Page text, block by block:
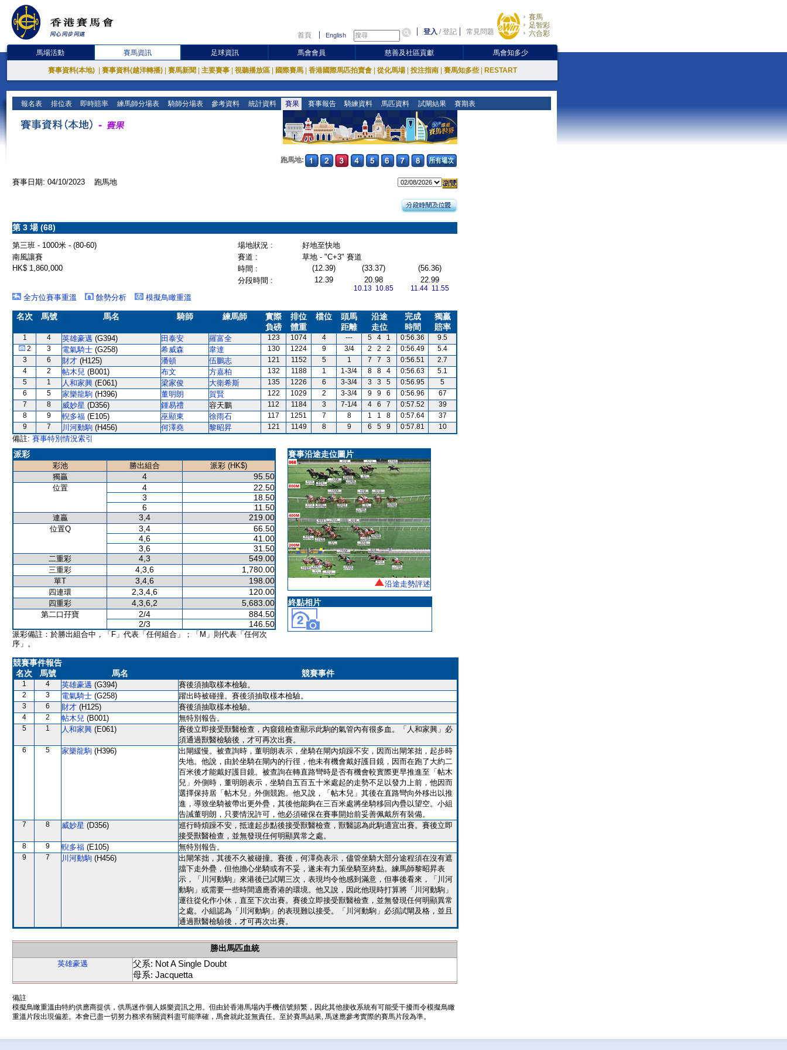
首頁 English 登入 /登記 常見問題
賽馬
足智彩
六合彩
馬場活動 賽馬資訊 足球資訊 馬會會員 慈善及社區貢獻 馬會知多少
賽事資料(本地) 賽事資料(越洋轉播) 賽馬新聞 主要賽事 視聽播放區 國際賽馬 香港國際馬匹拍賣會 從化馬場 投注指南 賽馬知多些 RESTART
報名表 排位表 即時賠率 練馬師分場表 騎師分場表 參考資料 統計資料 賽果 賽事報告 騎練資料 馬匹資料 試閘結果 賽期表
跑馬地:
賽事日期: 04/10/2023 跑馬地
第 3 場 (68)
第三班 - 1000米 - (80-60) 場地狀況 :
好地至快地
南風讓賽
賽道 :
草地 - "C+3" 賽道
HK$ 1,860,000
時間 : (12.39) (33.37)
(56.36)
分段時間 :
12.39 20.98
10.13 10.85
22.99
11.44 11.55
全方位賽事重溫 餘勢分析 模擬鳥瞰重溫
名次 馬號 馬名 騎師 練馬師
實際
負磅
排位
體重
檔位
頭馬
距離
沿途
走位
完成
時間
獨贏
賠率
1 4 英雄豪邁 (G394) 田泰安 羅富全 123 1074 4 --- 5 4 1 0:56.36
9.5
2
3 電氣騎士 (G258) 希威森 韋達 130 1224 9 3/4 2 2 2 0:56.49
5.4
3
6 財才 (H125) 潘頓 伍鵬志 121 1152 5 1 7 7 3 0:56.51
2.7
4
2 帖木兒 (B001) 布文 方嘉柏 132 1188 1 1-3/4 8 8 4 0:56.63
5.1
5
1 人和家興 (E061) 梁家俊 大衛希斯 135 1226 6 3-3/4 3 3 5 0:56.95
5
6
5 家樂龍駒 (H396) 董明朗 賀賢 122 1029 2 3-3/4 9 9 6 0:56.96
67
7
8 威妙星 (D356) 鍾易禮 容天鵬 112 1184 3 7-1/4 4 6 7 0:57.52
39
8
9 輗多福 (E105) 巫顯東 徐雨石 117 1251 7 8 1 1 8 0:57.64
37
9
7 川河動駒 (H456) 何澤堯 黎昭昇 121 1149 8 9 6 5 9 0:57.81 10
備註: 賽事特別情況索引
派彩
彩池 勝出組合
派彩 (HK$)
獨贏
4 95.50
位置 4
22.50
3
18.50
6
11.50
連贏 3,4 219.00
位置Q 3,4
66.50
4,6
41.00
3,6
31.50
二重彩 4,3 549.00
三重彩 4,3,6 1,780.00
單T 3,4,6 198.00
四連環 2,3,4,6 120.00
四重彩 4,3,6,2 5,683.00
第二口孖寶 2/4
884.50
2/3
146.50
派彩備註：於勝出組合中，「F」代表「任何組合」；「M」則代表「任何次
序」。
賽事沿途走位圖片
沿途走勢評述
終點相片
競賽事件報告
名次
馬號 馬名 競賽事件
1 4 英雄豪邁 (G394) 賽後須抽取樣本檢驗。
2 3 電氣騎士 (G258) 躍出時被碰撞。賽後須抽取樣本檢驗。
3 6 財才 (H125) 賽後須抽取樣本檢驗。
4 2 帖木兒 (B001) 無特別報告。
5 1 人和家興 (E061)
賽後立即接受獸醫檢查，內窺鏡檢查顯示此駒的氣管內有很多血。「人和家興」必
須通過獸醫檢驗後，才可再次出賽。
6 5 家樂龍駒 (H396)
出閘緩慢。被查詢時，董明朗表示，坐騎在閘內煩躁不安，因而出閘笨拙，起步時
失地。他說，由於坐騎在閘內的行徑，他未有機會戴好護目鏡，因而在跑了大約二
百米後才能戴好護目鏡。被查詢在轉直路彎時是否有機會較實際更早推進至「帖木
兒」外側時，董明朗表示，坐騎自五百五十米處起的走勢不足以發力上前，他因而
選擇保持居「帖木兒」外側競跑。他又說，「帖木兒」其後在直路彎向外移出以推
進，導致坐騎被帶出更外疊，其後他能夠在三百米處將坐騎移回內疊以望空。小組
告誡董明朗，只要情況許可，他必須確保在賽事開始前妥善佩戴所有裝備。
7 8 威妙星 (D356)
巡行時煩躁不安，抵達起步點後接受獸醫檢查，獸醫認為此駒適宜出賽。賽後立即
接受獸醫檢查，並無發現任何明顯異常之處。
8 9 輗多福 (E105) 無特別報告。
9 7 川河動駒 (H456)
出閘笨拙，其後不久被碰撞。賽後，何澤堯表示，儘管坐騎大部分途程須在沒有遮
擋下走外疊，但他擔心坐騎或有不妥，遂未有力策坐騎至終點。練馬師黎昭昇表
示，「川河動駒」來港後已試閘三次，表現均令他感到滿意，但事後看來，「川河
動駒」或需要一些時間適應香港的環境。他又說，因此他現時打算將「川河動駒」
運往從化作小休，直至下次出賽。賽後立即接受獸醫檢查，並無發現任何明顯異常
之處。小組認為「川河動駒」的表現難以接受。「川河動駒」必須試閘及格，並且
通過獸醫檢驗後，才可再次出賽。
勝出馬匹血統
英雄豪邁
父系: Not A Single Doubt
母系: Jacquetta
備註
模擬鳥瞰重溫由特約供應商提供，供馬迷作個人娛樂資訊之用。但由於香港馬場內手機信號頻繁，因此其他接收系統有可能受干擾而令模擬鳥瞰
重溫片段出現偏差。本會已盡一切努力務求有關資料盡可能準確，馬會就此並無責任。至於賽馬結果, 馬迷應參考實際的賽馬片段為準。